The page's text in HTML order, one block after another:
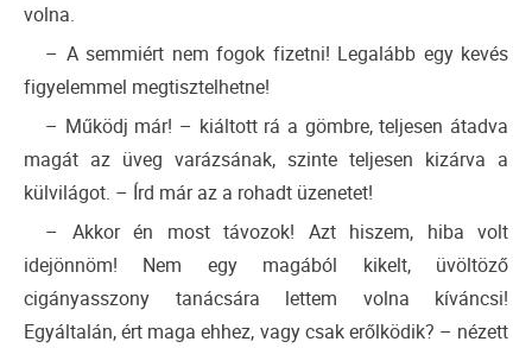
volna.
– A semmiért nem fogok fizetni! Legalább egy kevés
figyelemmel megtisztelhetne!
– Működj már! – kiáltott rá a gömbre, teljesen átadva
magát az üveg varázsának, szinte teljesen kizárva a
külvilágot. – Írd már az a rohadt üzenetet!
– Akkor én most távozok! Azt hiszem, hiba volt
idejönnöm! Nem egy magából kikelt, üvöltöző
cigányasszony tanácsára lettem volna kíváncsi!
Egyáltalán, ért maga ehhez, vagy csak erőlködik? – nézett